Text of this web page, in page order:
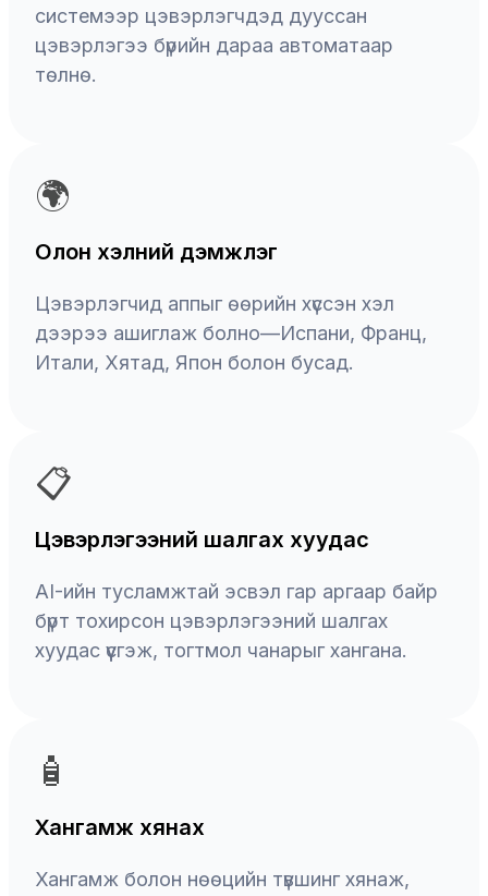
системээр цэвэрлэгчдэд дууссан
цэвэрлэгээ бүрийн дараа автоматаар
төлнө.
🌍
Олон хэлний дэмжлэг
Цэвэрлэгчид аппыг өөрийн хүссэн хэл
дээрээ ашиглаж болно—Испани, Франц,
Итали, Хятад, Япон болон бусад.
📋
Цэвэрлэгээний шалгах хуудас
AI-ийн тусламжтай эсвэл гар аргаар байр
бүрт тохирсон цэвэрлэгээний шалгах
хуудас үүсгэж, тогтмол чанарыг хангана.
🧴
Хангамж хянах
Хангамж болон нөөцийн түвшинг хянаж,